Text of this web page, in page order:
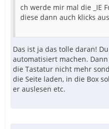
ch werde mir mal die _IE
diese dann auch klicks
Das ist ja das tolle daran!
automatisiert machen.
die Tastatur nicht mehr
die Seite laden, in die Box
er auslesen etc.